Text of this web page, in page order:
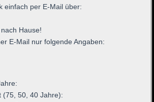
einfach per E-Mail über:
Hause!
E-Mail nur folgende Angaben:
(75, 50, 40 Jahre):